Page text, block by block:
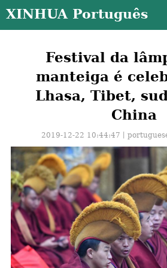
XINHUA Português
Festival da
manteiga é
Lhasa, Tibet,
China
2019-12-22 10:44:47丨